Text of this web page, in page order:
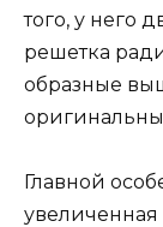
того, у него
решетка
образные
Главной
увеличенная